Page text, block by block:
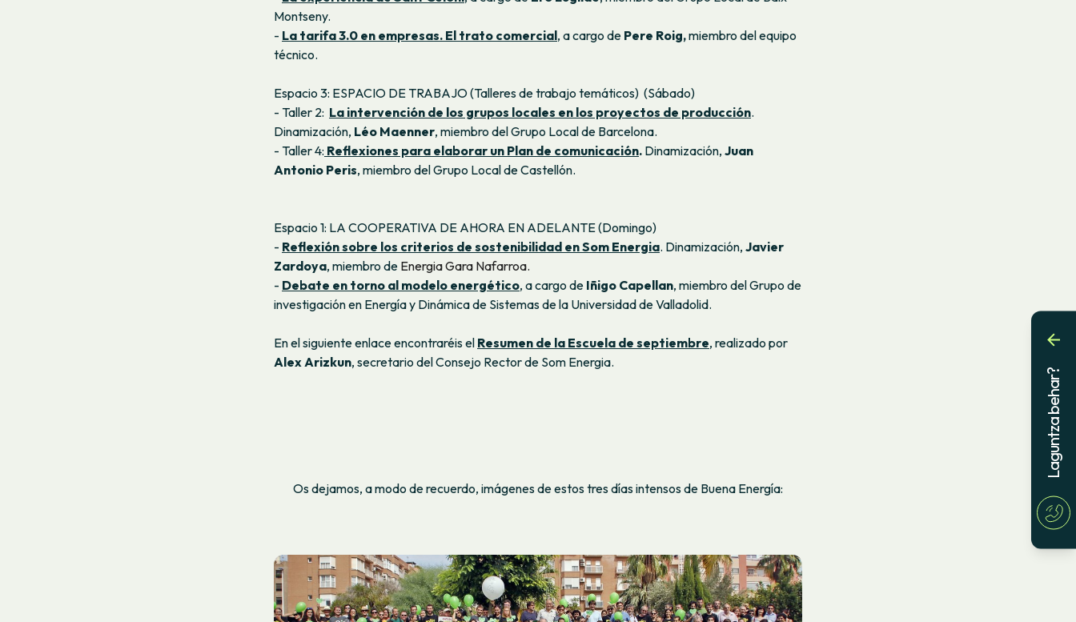
Montseny.
- La tarifa 3.0 en empresas. El trato comercial, a cargo de Pere Roig,miembro del equipo
técnico.
Espacio 3: ESPACIO DE TRABAJO (Talleres de trabajo temáticos) (Sábado)
- Taller 2: La intervención de los grupos locales en los proyectos de producción.
Dinamización, Léo Maenner, miembro del Grupo Local de Barcelona.
- Taller 4: Reflexiones para elaborar un Plan de comunicación. Dinamización, Juan
Antonio Peris, miembro del Grupo Local de Castellón.
Espacio 1: LA COOPERATIVA DE AHORA EN ADELANTE (Domingo)
- Reflexión sobre los criterios de sostenibilidad en Som Energia. Dinamización, Javier
Zardoya, miembro de Energia Gara Nafarroa.
- Debate en torno al modelo energético, a cargo de Iñigo Capellan, miembro del Grupo de
investigación en Energía y Dinámica de Sistemas de la Universidad de Valladolid.
En el siguiente enlace encontraréis el Resumen de la Escuela de septiembre, realizado por
Alex Arizkun, secretario del Consejo Rector de Som Energia.
Os dejamos, a modo de recuerdo, imágenes de estos tres días intensos de Buena Energía:
Laguntza behar?